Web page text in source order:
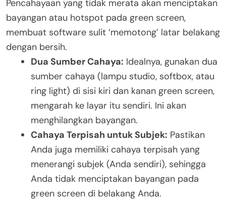
Pencahayaan yang tidak merata akan menciptakan
bayangan atau hotspot pada green screen,
membuat software sulit ‘memotong’ latar belakang
dengan bersih.
Dua Sumber Cahaya: Idealnya, gunakan dua
sumber cahaya (lampu studio, softbox, atau
ring light) di sisi kiri dan kanan green screen,
mengarah ke layar itu sendiri. Ini akan
menghilangkan bayangan.
Cahaya Terpisah untuk Subjek: Pastikan
Anda juga memiliki cahaya terpisah yang
menerangi subjek (Anda sendiri), sehingga
Anda tidak menciptakan bayangan pada
green screen di belakang Anda.